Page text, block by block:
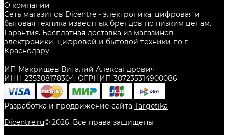
О компании
Сеть магазинов Dicentre - электроника, цифровая и
бытовая техника известных брендов по низким ценам.
Гарантия. Бесплатная доставка из магазинов
электроники, цифровой и бытовой техники по г.
Краснодару
ИП Макрищев Виталий Александрович
ИНН 235308178304, ОГРНИП 307235314900086
Разработка и продвижение сайта Targetika
Dicentre.ru© 2026. Все права защищены